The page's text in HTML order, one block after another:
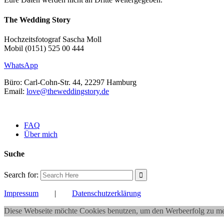
The Wedding Story
Hochzeitsfotograf Sascha Moll
Mobil (0151) 525 00 444
WhatsApp
Büro: Carl-Cohn-Str. 44, 22297 Hamburg
Email: love@theweddingstory.de
FAQ
Über mich
Suche
Search for:
Impressum | Datenschutzerklärung
Diese Webseite möchte Cookies benutzen, um den Werbeerfolg zu